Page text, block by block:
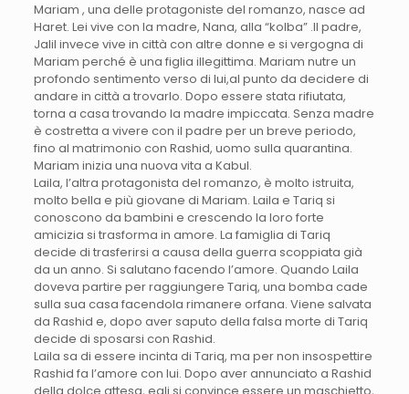
Mariam , una delle protagoniste del romanzo, nasce ad
Haret. Lei vive con la madre, Nana, alla “kolba” .Il padre,
Jalil invece vive in città con altre donne e si vergogna di
Mariam perché è una figlia illegittima. Mariam nutre un
profondo sentimento verso di lui,al punto da decidere di
andare in città a trovarlo. Dopo essere stata rifiutata,
torna a casa trovando la madre impiccata. Senza madre
è costretta a vivere con il padre per un breve periodo,
fino al matrimonio con Rashid, uomo sulla quarantina.
Mariam inizia una nuova vita a Kabul.
Laila, l’altra protagonista del romanzo, è molto istruita,
molto bella e più giovane di Mariam. Laila e Tariq si
conoscono da bambini e crescendo la loro forte
amicizia si trasforma in amore. La famiglia di Tariq
decide di trasferirsi a causa della guerra scoppiata già
da un anno. Si salutano facendo l’amore. Quando Laila
doveva partire per raggiungere Tariq, una bomba cade
sulla sua casa facendola rimanere orfana. Viene salvata
da Rashid e, dopo aver saputo della falsa morte di Tariq
decide di sposarsi con Rashid.
Laila sa di essere incinta di Tariq, ma per non insospettire
Rashid fa l’amore con lui. Dopo aver annunciato a Rashid